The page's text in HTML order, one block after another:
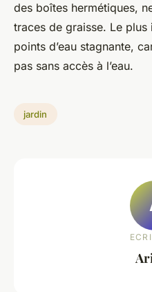
des boîtes hermétiques,
traces de graisse. Le
points d’eau stagnante,
pas sans accès à l’eau.
jardin